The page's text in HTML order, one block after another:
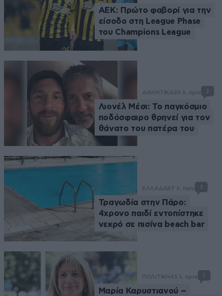
ΑΕΚ: Πρώτο φαβορί για την
είσοδο στη League Phase
του Champions League
ΑΘΛΗΤΙΚΑ30 λ. πριν 2
Λιονέλ Μέσι: Το παγκόσμιο
ποδόσφαιρο θρηνεί για τον
θάνατο του πατέρα του
ΕΛΛΑΔΑ37 λ. πριν 2
Τραγωδία στην Πάρο:
4χρονο παιδί εντοπίστηκε
νεκρό σε πισίνα beach bar
ΠΟΛΙΤΙΚΗ43 λ. πριν 7
Μαρία Καρυστιανού –